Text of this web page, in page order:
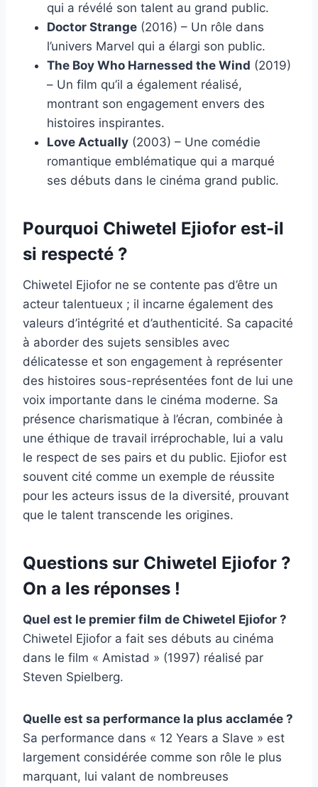
qui a révélé son talent au grand public.
Doctor Strange (2016) – Un rôle dans
l’univers Marvel qui a élargi son public.
The Boy Who Harnessed the Wind (2019)
– Un film qu’il a également réalisé,
montrant son engagement envers des
histoires inspirantes.
Love Actually (2003) – Une comédie
romantique emblématique qui a marqué
ses débuts dans le cinéma grand public.
Pourquoi Chiwetel Ejiofor est-il
si respecté ?
Chiwetel Ejiofor ne se contente pas d’être un
acteur talentueux ; il incarne également des
valeurs d’intégrité et d’authenticité. Sa capacité
à aborder des sujets sensibles avec
délicatesse et son engagement à représenter
des histoires sous-représentées font de lui une
voix importante dans le cinéma moderne. Sa
présence charismatique à l’écran, combinée à
une éthique de travail irréprochable, lui a valu
le respect de ses pairs et du public. Ejiofor est
souvent cité comme un exemple de réussite
pour les acteurs issus de la diversité, prouvant
que le talent transcende les origines.
Questions sur Chiwetel Ejiofor ?
On a les réponses !
Quel est le premier film de Chiwetel Ejiofor ?
Chiwetel Ejiofor a fait ses débuts au cinéma
dans le film « Amistad » (1997) réalisé par
Steven Spielberg.
Quelle est sa performance la plus acclamée ?
Sa performance dans « 12 Years a Slave » est
largement considérée comme son rôle le plus
marquant, lui valant de nombreuses